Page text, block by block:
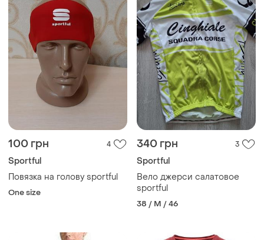
100 грн 4
Sportful
Повязка на голову sportful
One size
340 грн 3
Sportful
Вело джерси салатовое
sportful
38 / M / 46